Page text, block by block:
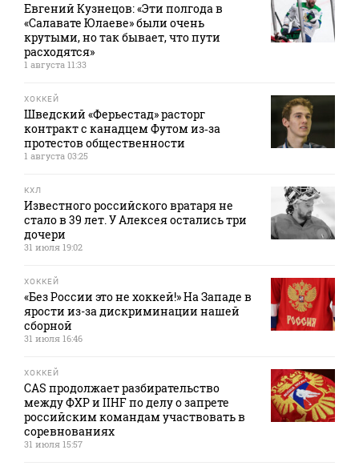
Евгений Кузнецов: «Эти полгода в
«Салавате Юлаеве» были очень
крутыми, но так бывает, что пути
расходятся»
1 августа 11:33
ХОККЕЙ
Шведский «Ферьестад» расторг
контракт с канадцем Футом из‑за
протестов общественности
1 августа 03:25
КХЛ
Известного российского вратаря не
стало в 39 лет. У Алексея остались три
дочери
31 июля 19:02
ХОККЕЙ
«Без России это не хоккей!» На Западе в
ярости из-за дискриминации нашей
сборной
31 июля 16:46
ХОККЕЙ
CAS продолжает разбирательство
между ФХР и IIHF по делу о запрете
российским командам участвовать в
соревнованиях
31 июля 15:57